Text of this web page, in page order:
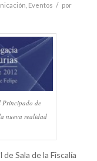
Eventos / por
Principado de
nueva realidad
de Sala de la Fiscalía